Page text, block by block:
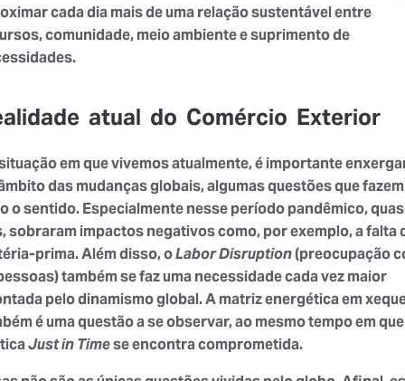
cada dia mais de uma relação sustentável entre
comunidade, meio ambiente e suprimento de
atual do Comércio Exterior
em que vivemos atualmente, é importante
das mudanças globais, algumas questões que fazem
o sentido. Especialmente nesse período pandêmico,
sobraram impactos negativos como, por exemplo, a falta
prima. Além disso, oLabor Disruption(preocupação
também se faz uma necessidade cada vez maior
pelo dinamismo global. A matriz energética em
é uma questão a se observar, ao mesmo tempo em
Just in Timese encontra comprometida.